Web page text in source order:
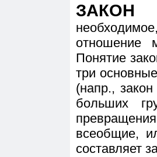
ЗАКОН
отношение
Понятие
три
(напр.,
больших
всеобщие,
составляет